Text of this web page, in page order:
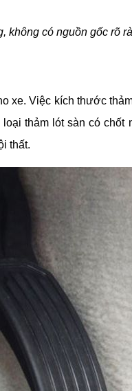
không có nguồn gốc rõ
Việc kích thước
thảm lót sàn có
thất.